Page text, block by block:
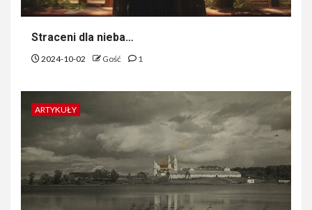
Straceni dla nieba…
2024-10-02 Gość 1
ARTYKUŁY